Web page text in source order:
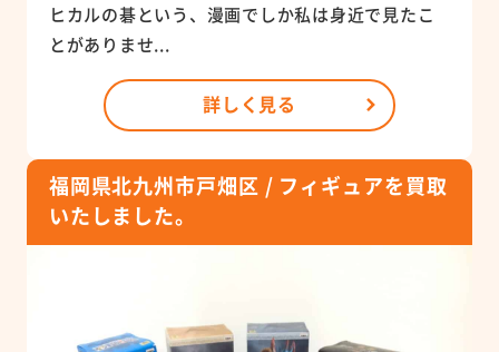
ヒカルの碁という、漫画でしか私は身近で見たこ
とがありませ...
詳しく見る
福岡県北九州市戸畑区 / フィギュアを買取
いたしました。